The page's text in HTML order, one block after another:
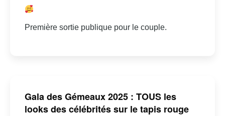
Première sortie publique pour le couple.
Gala des Gémeaux 2025 : TOUS les
looks des célébrités sur le tapis rouge